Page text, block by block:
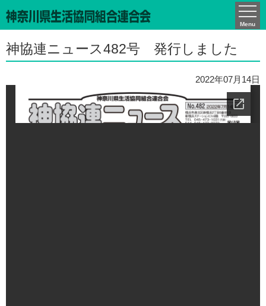
Menu
かながわCO-ネット通信
神協連ニュース482号 発行しました
2022年07月14日